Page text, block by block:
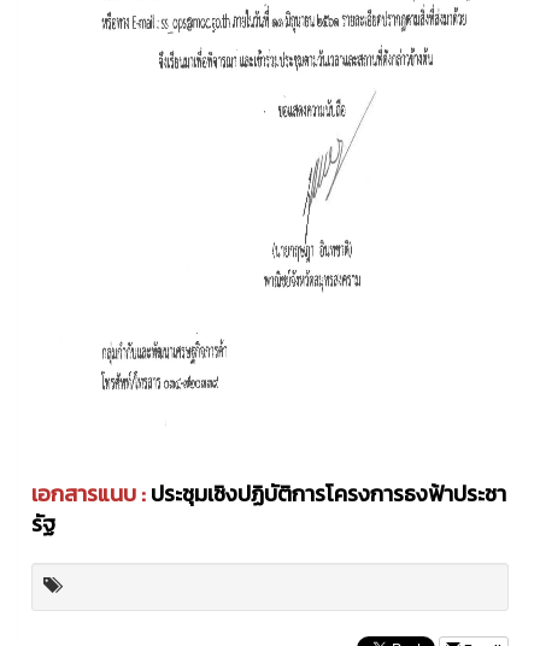
เอกสารแนบ :ประชุมเชิงปฏิบัติการโครงการธงฟ้าประชา
รัฐ